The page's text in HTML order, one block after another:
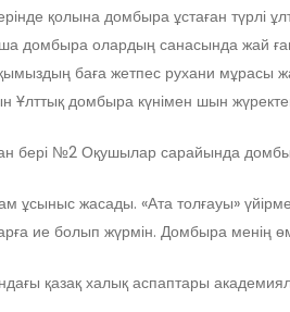
қолына домбыра ұстаған түрлі
домбыра олардың санасында жай
баға жетпес рухани
Ұлттық домбыра күнімен шын
бері №2 Оқушылар сарайында
жасады. «Ата толғауы»
ие болып жүрмін. Домбыра менің
қазақ халық аспаптары